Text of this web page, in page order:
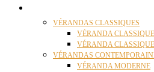
VÉRANDAS CLASSIQUES
VÉRANDA
VÉRANDA
VÉRANDAS
VÉRANDA MODERNE